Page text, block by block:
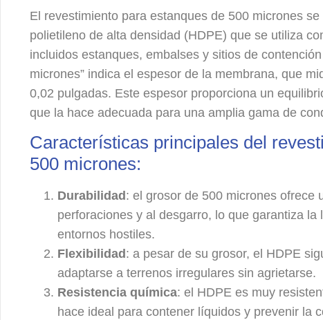
El revestimiento para estanques de 500 micrones
polietileno de alta densidad (HDPE) que se utiliza
incluidos estanques, embalses y sitios de
micrones” indica el espesor de la membrana, que
0,02 pulgadas. Este espesor proporciona un
que la hace adecuada para una amplia gama de
Características principales del
500 micrones:
Durabilidad : el grosor de 500 micrones ofrece
perforaciones y al desgarro, lo que garantiza
entornos hostiles.
Flexibilidad : a pesar de su grosor, el HDPE
adaptarse a terrenos irregulares sin agrietarse.
Resistencia química: el HDPE es muy
hace ideal para contener líquidos y prevenir la